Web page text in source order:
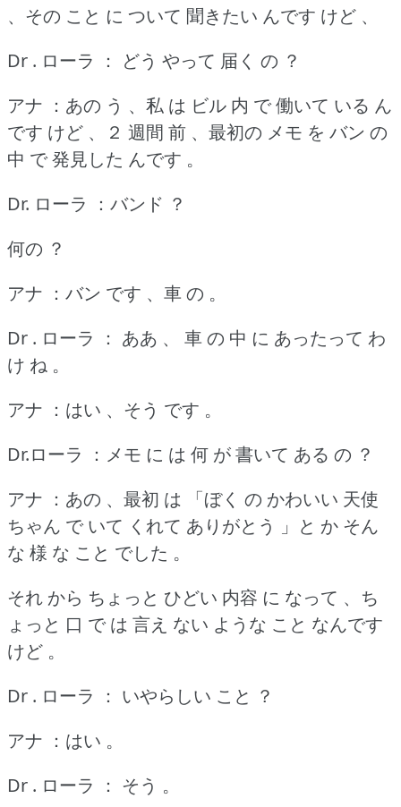
、その こと に ついて 聞きたい んです けど 、
Dr . ローラ ： どう やって 届く の ？
アナ ：あの う 、私 は ビル 内 で 働いて いる ん
です けど 、２ 週間 前 、最初の メモ を バン の
中 で 発見した んです 。
Dr. ローラ ：バンド ？
何の ？
アナ ：バン です 、車 の 。
Dr . ローラ ： ああ 、 車 の 中 に あったって わ
け ね 。
アナ ：はい 、そう です 。
Dr.ローラ ：メモ に は 何 が 書いて ある の ？
アナ ：あの 、最初 は 「ぼく の かわいい 天使
ちゃん で いて くれて ありがとう 」と か そん
な 様 な こと でした 。
それ から ちょっと ひどい 内容 に なって 、ち
ょっと 口 で は 言え ない ような こと なんです
けど 。
Dr . ローラ ： いやらしい こと ？
アナ ：はい 。
Dr . ローラ ： そう 。